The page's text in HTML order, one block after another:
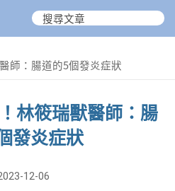
搜
師：腸道的5個發炎症狀
林筱瑞獸醫師：腸
發炎症狀
12-06